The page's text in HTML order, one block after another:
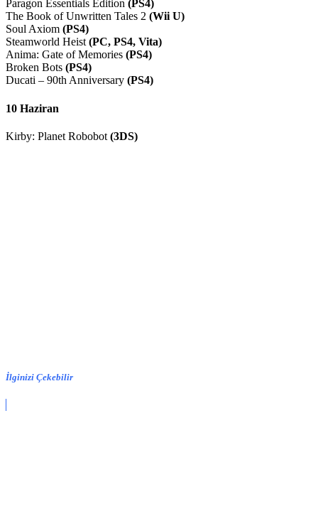
Paragon Essentials Edition (PS4)
The Book of Unwritten Tales 2 (Wii U)
Soul Axiom (PS4)
Steamworld Heist (PC, PS4, Vita)
Anima: Gate of Memories (PS4)
Broken Bots (PS4)
Ducati – 90th Anniversary (PS4)
10 Haziran
Kirby: Planet Robobot (3DS)
İlginizi Çekebilir